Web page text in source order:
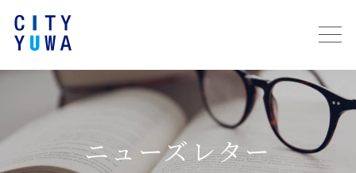
ニューズレター